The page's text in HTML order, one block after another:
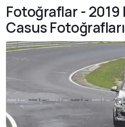
Fotoğraflar - 2019
Casus Fotoğrafları